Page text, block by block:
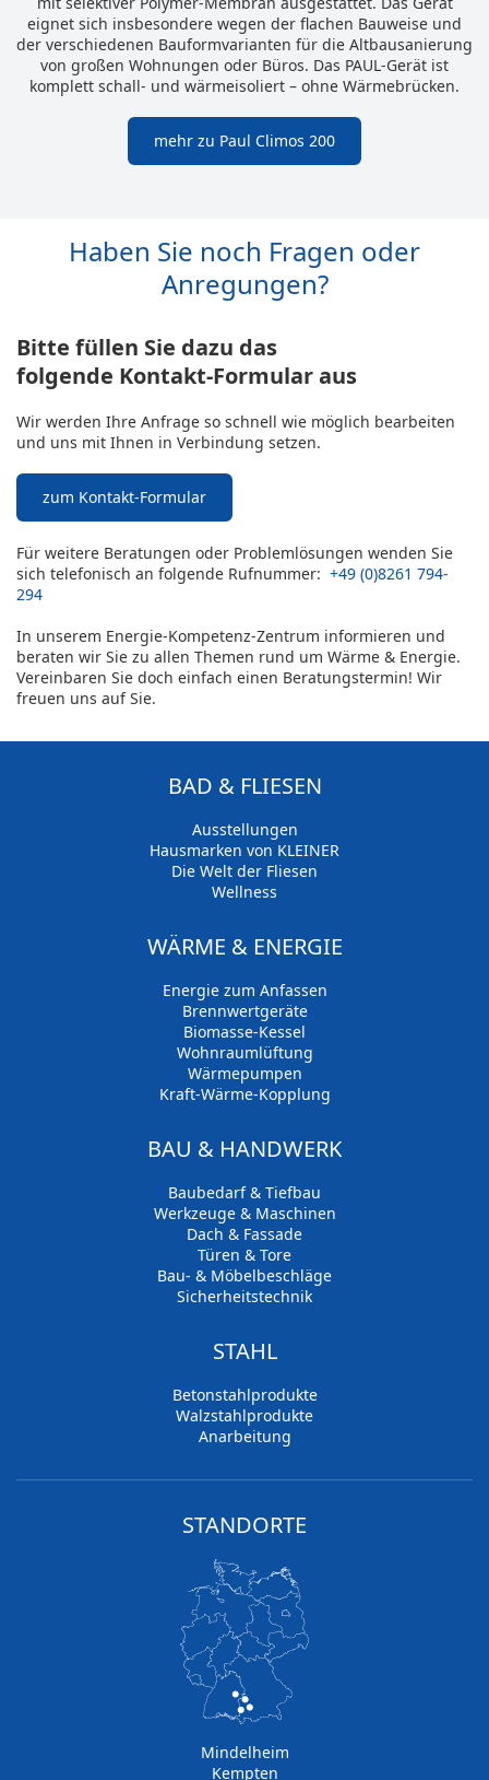
eignet sich insbesondere wegen der flachen Bauweise und
der verschiedenen Bauformvarianten für die Altbausanierung
von großen Wohnungen oder Büros. Das PAUL-Gerät ist
komplett schall- und wärmeisoliert – ohne Wärmebrücken.
mehr zu Paul Climos 200
Haben Sie noch Fragen oder
Anregungen?
Bitte füllen Sie dazu das
folgende Kontakt-Formular aus
Wir werden Ihre Anfrage so schnell wie möglich bearbeiten
und uns mit Ihnen in Verbindung setzen.
zum Kontakt-Formular
Für weitere Beratungen oder Problemlösungen wenden Sie
sich telefonisch an folgende Rufnummer: +49 (0)8261 794-
294
In unserem Energie-Kompetenz-Zentrum informieren und
beraten wir Sie zu allen Themen rund um Wärme & Energie.
Vereinbaren Sie doch einfach einen Beratungstermin! Wir
freuen uns auf Sie.
BAD & FLIESEN
Ausstellungen
Hausmarken von KLEINER
Die Welt der Fliesen
Wellness
WÄRME & ENERGIE
Energie zum Anfassen
Brennwertgeräte
Biomasse-Kessel
Wohnraumlüftung
Wärmepumpen
Kraft-Wärme-Kopplung
BAU & HANDWERK
Baubedarf & Tiefbau
Werkzeuge & Maschinen
Dach & Fassade
Türen & Tore
Bau- & Möbelbeschläge
Sicherheitstechnik
STAHL
Betonstahlprodukte
Walzstahlprodukte
Anarbeitung
STANDORTE
Mindelheim
Kempten